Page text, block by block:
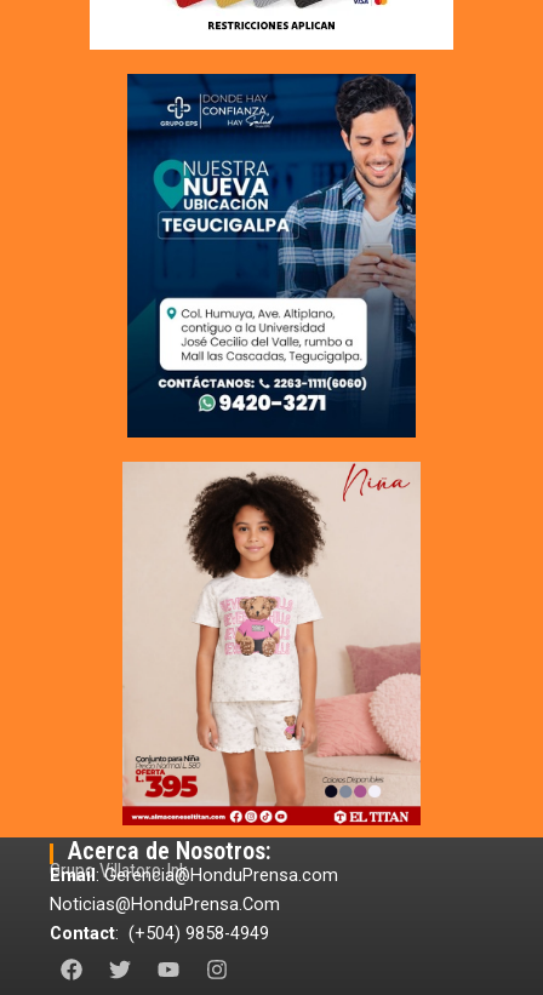
Acerca de Nosotros:
Grupo Villatoro Ink
Email: Gerencia@HonduPrensa.com
Noticias@HonduPrensa.Com
Contact: (+504) 9858-4949
F
a
T
w
Y
o
I
n